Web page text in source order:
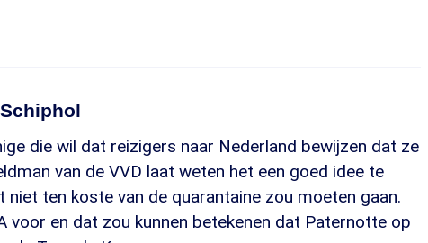
die wil dat reizigers naar Nederland bewijzen dat ze
van de VVD laat weten het een goed idee te
ten koste van de quarantaine zou moeten gaan.
voor en dat zou kunnen betekenen dat Paternotte op